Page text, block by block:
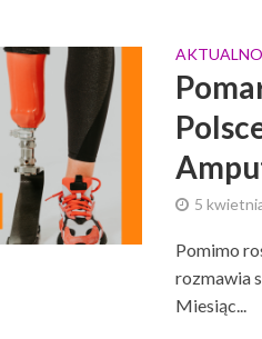
5
Pomimo
rozmawia
Miesiąc...